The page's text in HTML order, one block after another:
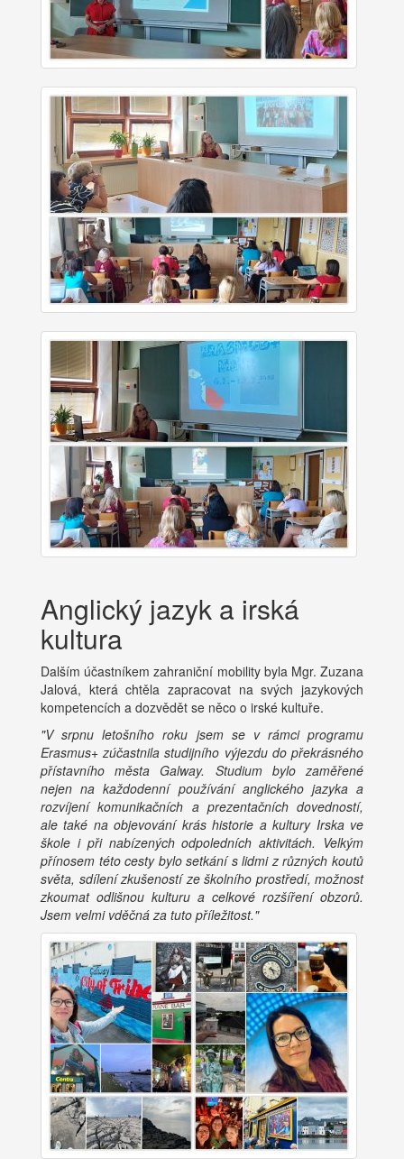
Anglický jazyk a irská
kultura
Dalším účastníkem zahraniční mobility byla Mgr. Zuzana
Jalová, která chtěla zapracovat na svých jazykových
kompetencích a dozvědět se něco o irské kultuře.
"V srpnu letošního roku jsem se v rámci programu
Erasmus+ zúčastnila studijního výjezdu do překrásného
přístavního města Galway. Studium bylo zaměřené
nejen na každodenní používání anglického jazyka a
rozvíjení komunikačních a prezentačních dovedností,
ale také na objevování krás historie a kultury Irska ve
škole i při nabízených odpoledních aktivitách. Velkým
přínosem této cesty bylo setkání s lidmi z různých koutů
světa, sdílení zkušeností ze školního prostředí, možnost
zkoumat odlišnou kulturu a celkové rozšíření obzorů.
Jsem velmi vděčná za tuto příležitost."